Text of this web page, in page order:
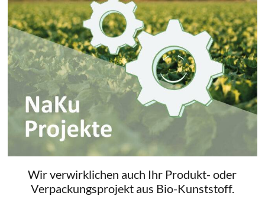
Wir verwirklichen auch Ihr Produkt- oder
Verpackungsprojekt aus Bio-Kunststoff.